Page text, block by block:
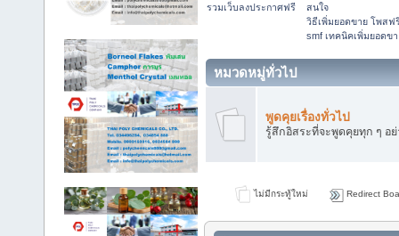
รวมเว็บลงประกาศฟรี
สนใจ
วิธีเพิ่มยอดขาย โพสฟ
smf เทคนิคเพิ่มยอดข
หมวดหมู่ทั่วไป
พูดคุยเรื่องทั่วไป
รู้สึกอิสระที่จะพูดคุยทุก ๆ อ
ไม่มีกระทู้ใหม่ Redirect